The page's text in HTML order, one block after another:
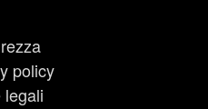
policy
legali